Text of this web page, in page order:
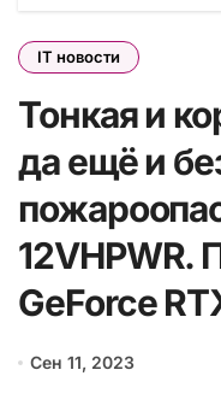
IT новости
Тонкая и
да ещё и
12VHPWR.
GeForce
Сен 11, 2023